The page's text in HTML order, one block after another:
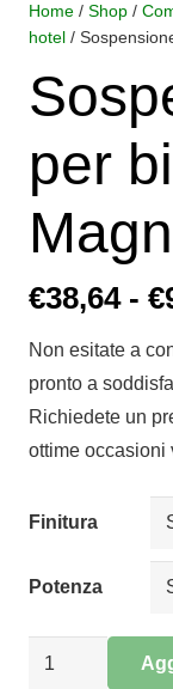
Home / Shop /
hotel /
per
€38,64 - €
Non esitate a
pronto a
Richiedete un
ottime occasioni
Finitura
Potenza
Sospensione